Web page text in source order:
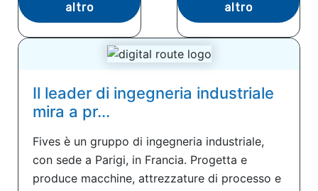
altro
altro
Il leader di ingegneria industriale
mira a pr...
Fives è un gruppo di ingegneria industriale,
con sede a Parigi, in Francia. Progetta e
produce macchine, attrezzature di processo e